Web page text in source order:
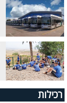
רכילות